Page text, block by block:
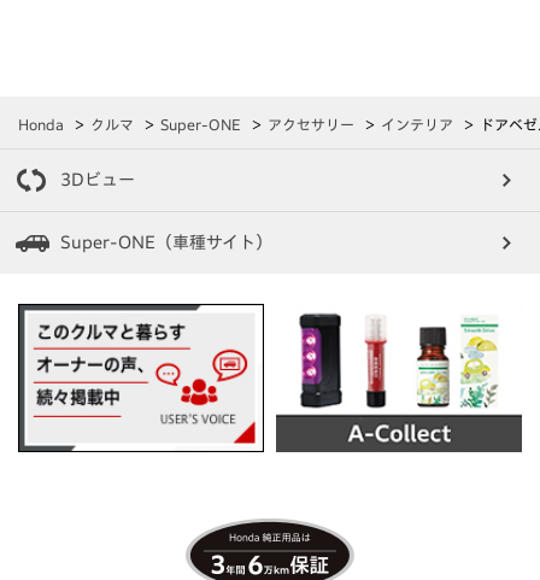
Honda クルマ Super-ONE アクセサリー インテリア ドアベ
3Dビュー
Super-ONE（車種サイト）